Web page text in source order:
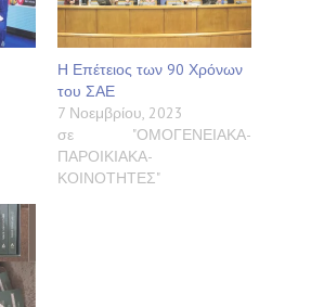
Η Επέτειος των 90 Χρόνων
του ΣΑΕ
7 Νοεμβρίου, 2023
σε "ΟΜΟΓΕΝΕΙΑΚΑ-
ΠΑΡΟΙΚΙΑΚΑ-
ΚΟΙΝΟΤΗΤΕΣ"